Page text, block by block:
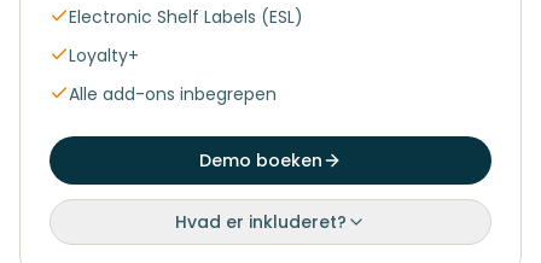
Electronic Shelf Labels (ESL)
Loyalty+
Alle add-ons inbegrepen
Demo boeken
Hvad er inkluderet?